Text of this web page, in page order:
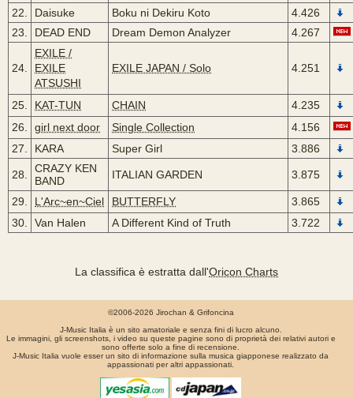
22. Daisuke Boku ni Dekiru Koto
4.426
23.
DEAD END Dream Demon Analyzer 4.267
24.
EXILE /
EXILE
ATSUSHI
EXILE JAPAN / Solo 4.251
25. KAT-TUN CHAIN
4.235
26.
girl next door Single Collection
4.156
27.
KARA Super Girl 3.886
28.
CRAZY KEN
BAND
ITALIAN GARDEN 3.875
29. L'Arc~en~Ciel BUTTERFLY
3.865
30.
Van Halen A Different Kind of Truth 3.722
La classifica è estratta dall'Oricon Charts
©2006-2026 Jirochan & Grifoncina
J-Music Italia è un sito amatoriale e senza fini di lucro alcuno.
Le immagini, gli screenshots, i video su queste pagine sono di proprietà dei relativi autori e
sono offerte solo a fine di recensione.
J-Music Italia vuole esser un sito di informazione sulla musica giapponese realizzato da
appassionati per altri appassionati.